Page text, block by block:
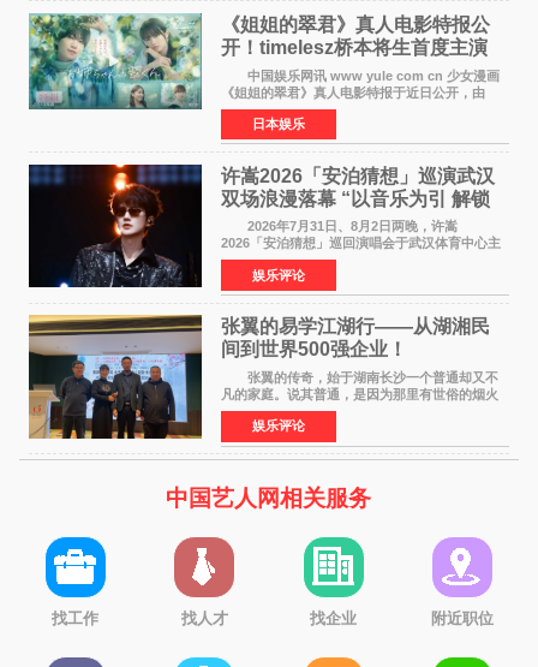
《姐姐的翠君》真人电影特报公
开！timelesz桥本将生首度主演
12月4日上映
中国娱乐网讯 www yule com cn 少女漫画
《姐姐的翠君》真人电影特报于近日公开，由
timelesz成员桥本将生担任主演，这也是他首次
担任电影主演，引发高度关注。 女高中生咲
苗翠（中岛瑠菜
日本娱乐
许嵩2026「安泊猜想」巡演武汉
双场浪漫落幕 “以音乐为引 解锁
江城记忆”
2026年7月31日、8月2日两晚，许嵩
2026「安泊猜想」巡回演唱会于武汉体育中心主
体育场盛大开唱。许嵩与数万歌迷在此相聚，从
浪漫惬意的舞台设计到充满诚意与惊喜的现场互
动，共同开启了一场关于
娱乐评论
张翼的易学江湖行——从湖湘民
间到世界500强企业！
张翼的传奇，始于湖南长沙一个普通却又不
凡的家庭。说其普通，是因为那里有世俗的烟火
气；说其不凡，是因为家中有一位洞悉天地玄机
的长者——他的爷爷。作为当地的风水师，爷爷
是张翼走进易学
娱乐评论
中国艺人网相关服务
找工作 找人才 找企业 附近职位